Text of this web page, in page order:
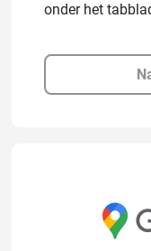
onder het